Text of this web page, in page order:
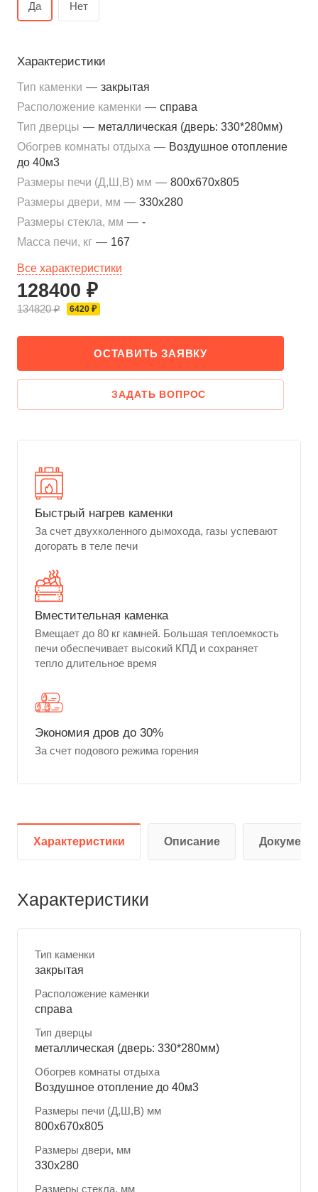
Да Нет
Характеристики
Тип каменки — закрытая
Расположение каменки — справа
Тип дверцы — металлическая (дверь: 330*280мм)
Обогрев комнаты отдыха — Воздушное отопление
до 40м3
Размеры печи (Д,Ш,В) мм — 800x670x805
Размеры двери, мм — 330x280
Размеры стекла, мм — -
Масса печи, кг — 167
Все характеристики
128400 ₽
134820 ₽ 6420 ₽
ОСТАВИТЬ ЗАЯВКУ
ЗАДАТЬ ВОПРОС
Быстрый нагрев каменки
За счет двухколенного дымохода, газы успевают
догорать в теле печи
Вместительная каменка
Вмещает до 80 кг камней. Большая теплоемкость
печи обеспечивает высокий КПД и сохраняет
тепло длительное время
Экономия дров до 30%
За счет подового режима горения
Характеристики Описание
Характеристики
Тип каменки
закрытая
Расположение каменки
справа
Тип дверцы
металлическая (дверь: 330*280мм)
Обогрев комнаты отдыха
Воздушное отопление до 40м3
Размеры печи (Д,Ш,В) мм
800x670x805
Размеры двери, мм
330x280
Размеры стекла, мм